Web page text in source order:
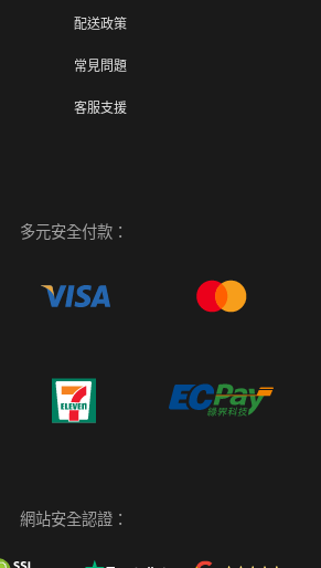
配送政策
常見問題
客服支援
多元安全付款：
網站安全認證：